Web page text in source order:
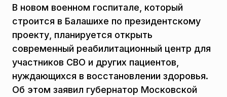
В новом военном госпитале, который
строится в Балашихе по президентскому
проекту, планируется открыть
современный реабилитационный центр для
участников СВО и других пациентов,
нуждающихся в восстановлении здоровья.
Об этом заявил губернатор Московской